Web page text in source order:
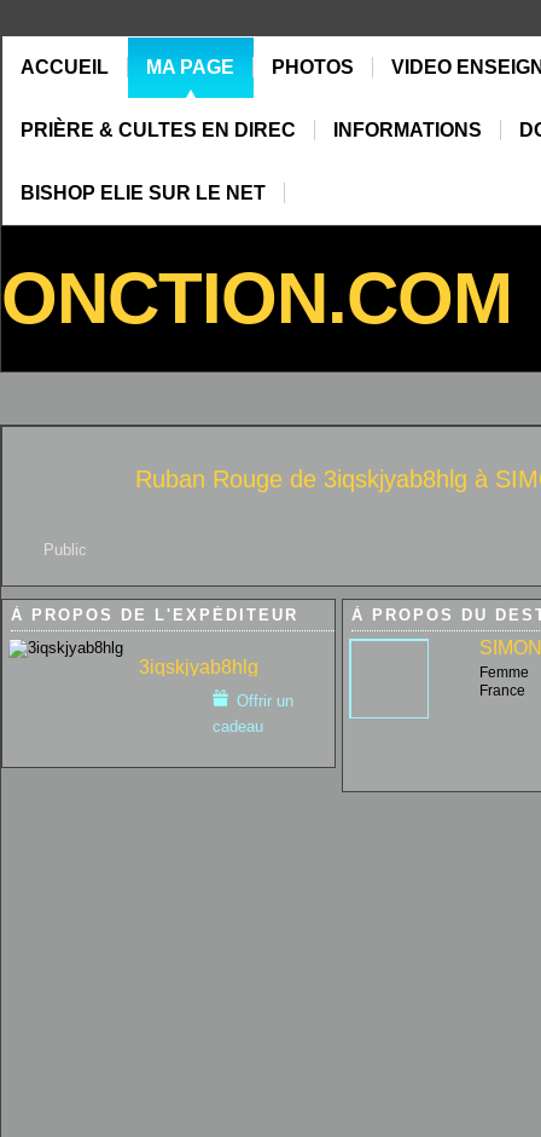
ACCUEIL MA PAGE PHOTOS VIDEO
PRIÈRE & CULTES EN DIREC INFORMATIONS
BISHOP ELIE SUR LE NET
ONCTION.COM
Public
Ruban Rouge de 3iqskjyab8hlg à
À PROPOS DE L'EXPÉDITEUR
3iqskjyab8hlg
Offrir un
cadeau
À PROPOS DU
SIMON
Femme
France